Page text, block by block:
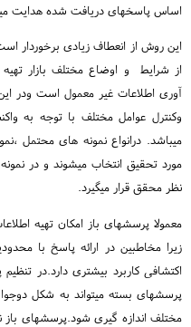
اساس پاسخهای دریافت شده هدایت
این روش از انعطاف زیادی برخوردار
از شرایط و اوضاع مختلف بازار
آوری اطلاعات غیر معمول است ودر
وکنترل عوامل مختلف با توجه به
میباشد. درانواع نمونه های محتمل
مورد تحقیق انتخاب میشوند و در
نظر محقق قرار میگیرد.
معمولا پرسشهای باز امکان تهیه
زیرا مخاطبین در ارائه پاسخ با
اکتشافی کاربرد بیشتری دارد.در
پرسشهای بسته میتواند به شکل
مختلف اندازه گیری شود.پرسشهای